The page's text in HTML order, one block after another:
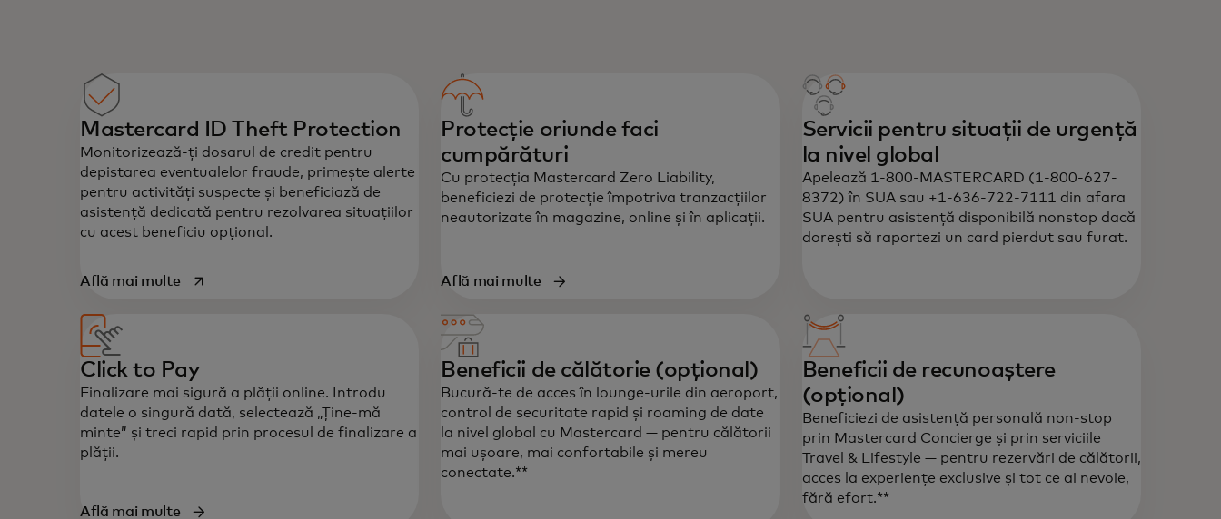
Mastercard ID Theft Protection
Monitorizează-ți dosarul de credit pentru
depistarea eventualelor fraude, primește alerte
pentru activități suspecte și beneficiază de
asistență dedicată pentru rezolvarea situațiilor
cu acest beneficiu opțional.
Află mai multeopens in a new tab
Protecție oriunde faci
cumpărături
Cu protecția Mastercard Zero Liability,
beneficiezi de protecție împotriva tranzacțiilor
neautorizate în magazine, online și în aplicații.
Află mai multe
Servicii pentru situații de urgență
la nivel global
Apelează 1-800-MASTERCARD (1-800-627-
8372) în SUA sau +1-636-722-7111 din afara
SUA pentru asistență disponibilă nonstop dacă
dorești să raportezi un card pierdut sau furat.
Click to Pay
Finalizare mai sigură a plății online. Introdu
datele o singură dată, selectează „Ține-mă
minte” și treci rapid prin procesul de finalizare a
plății.
Află mai multe
Beneficii de călătorie (opțional)
Bucură-te de acces în lounge-urile din aeroport,
control de securitate rapid și roaming de date
la nivel global cu Mastercard — pentru călătorii
mai ușoare, mai confortabile și mereu
conectate.**
Beneficii de recunoaștere
(opțional)
Beneficiezi de asistență personală non-stop
prin Mastercard Concierge și prin serviciile
Travel & Lifestyle — pentru rezervări de călătorii,
acces la experiențe exclusive și tot ce ai nevoie,
fără efort.**